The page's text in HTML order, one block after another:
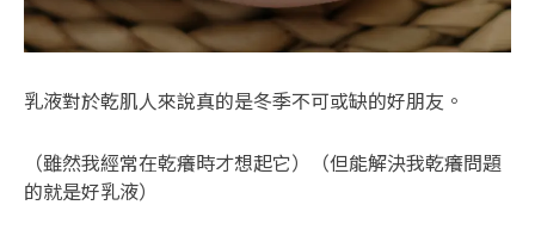
乳液對於乾肌人來說真的是冬季不可或缺的好朋友。
（雖然我經常在乾癢時才想起它）（但能解決我乾癢問題
的就是好乳液）